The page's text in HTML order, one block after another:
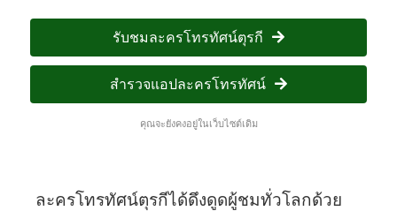
รับชมละครโทรทัศน์ตุรกี
สำรวจแอปละครโทรทัศน์
คุณจะยังคงอยู่ในเว็บไซต์เดิม
ละครโทรทัศน์ตุรกีได้ดึงดูดผู้ชมทั่วโลกด้วย